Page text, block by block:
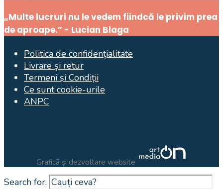
„Multe lucruri nu le vedem fiindcă le privim prea
de aproape.” - Lucian Blaga
Politica de confidențialitate
Livrare și retur
Termeni și Condiții
Ce sunt cookie-urile
ANPC
Graficã și dezvoltare website
Search for: